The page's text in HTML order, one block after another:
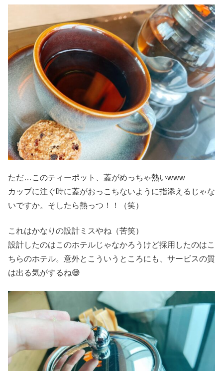
ただ…このティーポット、蓋がめっちゃ熱いwww
カップに注ぐ時に蓋がおっこちないように指添えるじゃな
いですか。そしたら熱っつ！！（笑）
これはかなりの設計ミスやね（苦笑）
設計したのはこのホテルじゃなかろうけど採用したのはこ
ちらのホテル。意外とこういうところにも、サービスの質
は出る気がするね😅